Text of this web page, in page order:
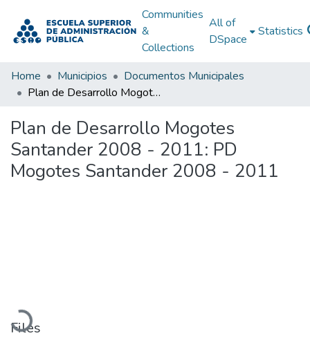
Communities
&
Collections
All of
DSpace
Statistics
Home Municipios
Documentos Municipales
Plan de Desarrollo Mogotes Santander 2008 - 2011: PD Mogotes Santander 2008 - 2011
Plan de Desarrollo Mogotes
Santander 2008 - 2011: PD
Mogotes Santander 2008 - 2011
Loading...
Files